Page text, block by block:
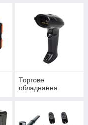
Торгове
обладнання